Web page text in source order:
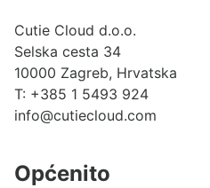
Cutie Cloud d.o.o.
Selska cesta 34
10000 Zagreb, Hrvatska
T: +385 1 5493 924
info@cutiecloud.com
Općenito